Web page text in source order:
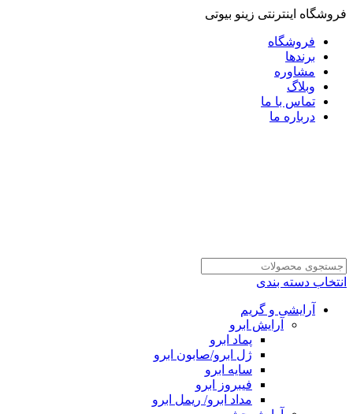
فروشگاه اینترنتی زینو بیوتی
فروشگاه
برندها
مشاوره
وبلاگ
تماس با ما
درباره ما
انتخاب دسته بندی
آرایشی و گریم
آرایش ابرو
پماد ابرو
ژل ابرو/صابون ابرو
سایه ابرو
فیبروز ابرو
مداد ابرو/ ریمل ابرو